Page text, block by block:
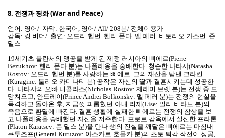
8. 전쟁과 평화 (War and Peace)
언어: 영어/ 자막: 한국어, 영어/ All/ 208분/ 전체이용가
감독: 킹 비더/ 출연: 오드리 헵번. 헨리 폰다. 멜 페러. 비토리오 가스먼. 존
밀스
19세기초 불란서의 맹공을 받게 된 제정 러시아의 삐에르(Pierre
Bezukhov: 헨리 폰다 분)는 나폴레옹을 숭배한다. 청순한 나타샤(Natasha
Rostov: 오드리 헵번 분)를 사랑하는 삐에르. 그의 재산을 탐낸 크라킨
(Kuragine: 툴리오 카미나티 분) 공작은 자신의 딸과 결혼시키는데 성공한
다. 나타샤의 오빠 니콜라스(Nicholas Rostov: 제레미 브렛 분)는 전쟁 중 도
망쳐오고, 안드레이(Prince Andrei Bolkonsky: 멜 페러 분)는 전쟁의 현실을
목격하고 돌아온 후, 지금껏 괴롭혔던 아내 리제(Lise: 밀리 비타느 분)의
죽음으로 환멸에 빠진다. 결혼 생활에 실패한 삐에르는 전쟁의 참상을 보
고 나폴레옹을 숭배했던 자신을 저주한다. 포로로 감옥에서 실신한 프라톤
(Platon Karatsev: 존 밀스 분)을 만나 생의 진실을 깨달은 삐에르는 마침내
쿠투조프(General Kutuzov: 아스카르 호몰카 분)의 초토 퇴각 작전이 성공,